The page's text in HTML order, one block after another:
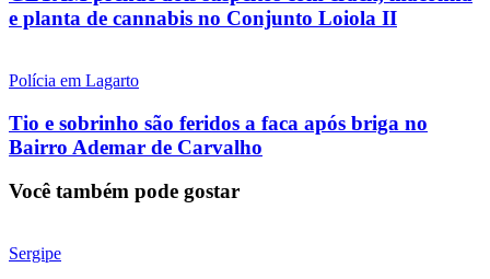
e planta de cannabis no Conjunto Loiola II
Polícia em Lagarto
Tio e sobrinho são feridos a faca após briga no
Bairro Ademar de Carvalho
Você também pode gostar
Sergipe